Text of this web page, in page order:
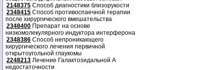
2148375 Способ диагностики близорукости
2348415 Способ противоспаечной терапии
после хирургического вмешательства
2348400 Препарат на основе
низкомолекулярного индуктора интерферона
2348386 Способ непроникающего
хирургического лечения первичной
открытоугольной глаукомы
2248213 Лечение Галактозидальной А
недостаточности